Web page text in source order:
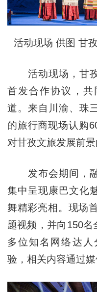
活动现场 供图 甘
活动现场，甘孜
首发合作协议，
道。来自川渝、珠
的旅行商现场认购
对甘孜文旅发展前景
发布会期间，融
集中呈现康巴文化
舞精彩亮相。现场
题视频，并向150名
多位知名网络达
验，相关内容通过媒